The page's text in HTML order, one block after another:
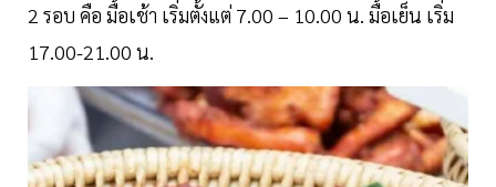
2 รอบ คือ มื้อเช้า เริ่มตั้งแต่ 7.00 – 10.00 น. มื้อเย็น เริ่ม
17.00-21.00 น.